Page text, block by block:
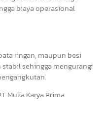
biaya operasional
ringan, maupun besi
sehingga mengurangi
Mulia Karya Prima